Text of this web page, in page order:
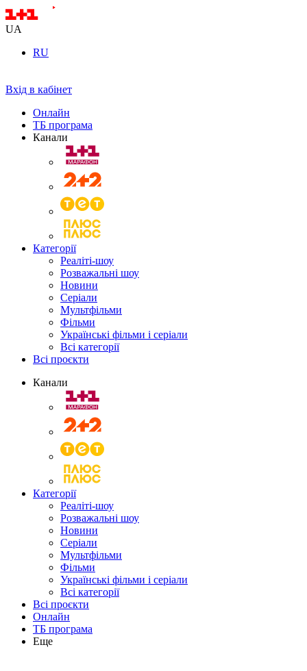
UA
RU
Вхід в кабінет
Онлайн
ТБ програма
Канали
Категорії
Реаліті-шоу
Розважальні шоу
Новини
Серіали
Мультфільми
Фільми
Українські фільми і серіали
Всі категорії
Всі проєкти
Канали
Категорії
Реаліті-шоу
Розважальні шоу
Новини
Серіали
Мультфільми
Фільми
Українські фільми і серіали
Всі категорії
Всі проєкти
Онлайн
ТБ програма
Еще